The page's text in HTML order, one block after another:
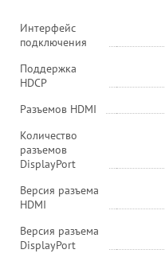
Интерфейс
подключения
Поддержка
HDCP
Разъемов HDMI
Количество
разъемов
DisplayPort
Версия разъема
HDMI
Версия разъема
DisplayPort